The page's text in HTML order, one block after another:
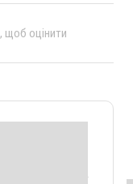
, щоб оцінити